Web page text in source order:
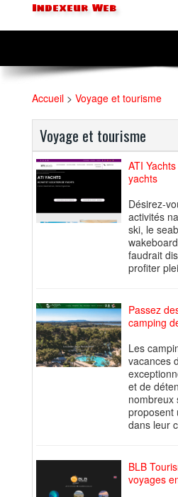
Indexeur Web
Accueil > Voyage et tourisme
Voyage et tourisme
ATI
yachts
Désirez-
activités
ski, le
faudrait
profiter
Passez
camping
Les
vacances
et de
nombreux
proposent
dans leur
BLB
voyages